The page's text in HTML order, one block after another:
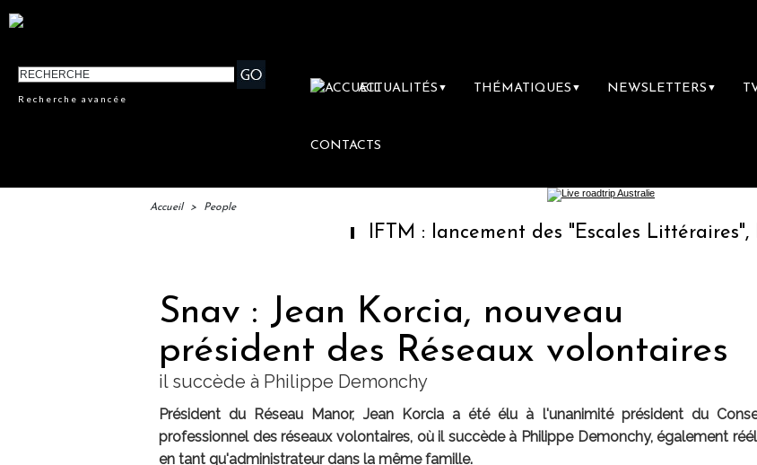
Recherche avancée
ACTUALITÉS ▼ THÉMATIQUES ▼ NEWSLETTERS ▼
CONTACTS
Accueil > People
IFTM : lancement des "Escales Littéraires", la
Snav : Jean Korcia, nouveau
président des Réseaux volontaires
il succède à Philippe Demonchy
Président du Réseau Manor, Jean Korcia a été élu à l'unanimité président du
professionnel des réseaux volontaires, où il succède à Philippe Demonchy, également
en tant qu'administrateur dans la même famille.